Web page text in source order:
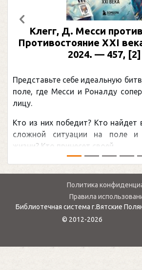
Клегг, Д. Месси
Противостояние XXI
2024. — 457, [2]
Представьте себе идеальную
поле, где Месси и Роналду
лицу.
Кто из них победит? Кто найдет
сложной ситуации на поле и
жизни? Кто принесет своей ...
Предыдущий
Политика
Правила
Библиотечная система г.Вятские
© 2012-2026